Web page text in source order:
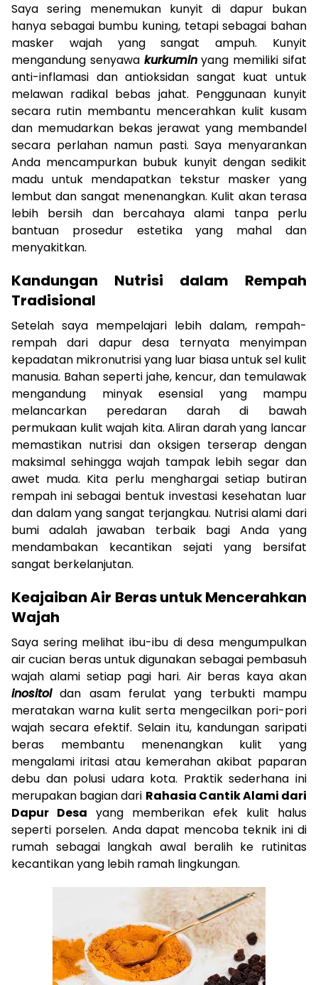
Saya sering menemukan kunyit di dapur bukan
hanya sebagai bumbu kuning, tetapi sebagai bahan
masker wajah yang sangat ampuh. Kunyit
mengandung senyawa kurkuminyang memiliki sifat
anti-inflamasi dan antioksidan sangat kuat untuk
melawan radikal bebas jahat. Penggunaan kunyit
secara rutin membantu mencerahkan kulit kusam
dan memudarkan bekas jerawat yang membandel
secara perlahan namun pasti. Saya menyarankan
Anda mencampurkan bubuk kunyit dengan sedikit
madu untuk mendapatkan tekstur masker yang
lembut dan sangat menenangkan. Kulit akan terasa
lebih bersih dan bercahaya alami tanpa perlu
bantuan prosedur estetika yang mahal dan
menyakitkan.
Kandungan Nutrisi dalam Rempah
Tradisional
Setelah saya mempelajari lebih dalam, rempah-
rempah dari dapur desa ternyata menyimpan
kepadatan mikronutrisi yang luar biasa untuk sel kulit
manusia. Bahan seperti jahe, kencur, dan temulawak
mengandung minyak esensial yang mampu
melancarkan peredaran darah di bawah
permukaan kulit wajah kita. Aliran darah yang lancar
memastikan nutrisi dan oksigen terserap dengan
maksimal sehingga wajah tampak lebih segar dan
awet muda. Kita perlu menghargai setiap butiran
rempah ini sebagai bentuk investasi kesehatan luar
dan dalam yang sangat terjangkau. Nutrisi alami dari
bumi adalah jawaban terbaik bagi Anda yang
mendambakan kecantikan sejati yang bersifat
sangat berkelanjutan.
Keajaiban Air Beras untuk Mencerahkan
Wajah
Saya sering melihat ibu-ibu di desa mengumpulkan
air cucian beras untuk digunakan sebagai pembasuh
wajah alami setiap pagi hari. Air beras kaya akan
inositoldan asam ferulat yang terbukti mampu
meratakan warna kulit serta mengecilkan pori-pori
wajah secara efektif. Selain itu, kandungan saripati
beras membantu menenangkan kulit yang
mengalami iritasi atau kemerahan akibat paparan
debu dan polusi udara kota. Praktik sederhana ini
merupakan bagian dari Rahasia Cantik Alami dari
Dapur Desa yang memberikan efek kulit halus
seperti porselen. Anda dapat mencoba teknik ini di
rumah sebagai langkah awal beralih ke rutinitas
kecantikan yang lebih ramah lingkungan.